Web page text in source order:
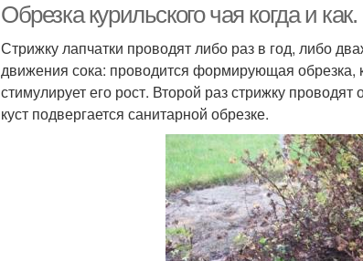
Обрезка курильского чая когда и
Стрижку лапчатки проводят либо раз в год, либо
движения сока: проводится формирующая обрезка,
стимулирует его рост. Второй раз стрижку
куст подвергается санитарной обрезке.